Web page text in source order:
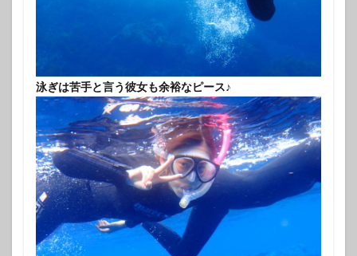
泳ぎは苦手と言う彼女も余裕なピース♪